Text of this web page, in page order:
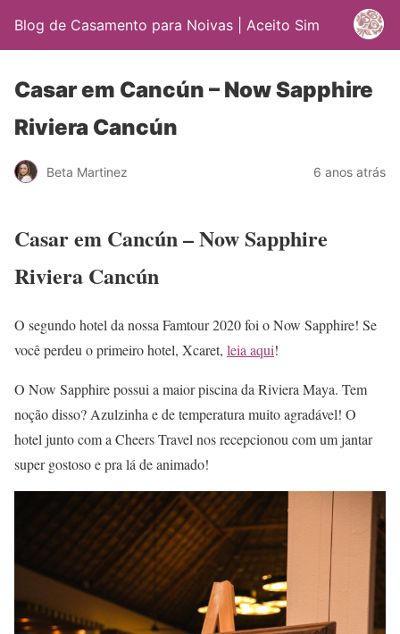
Blog de Casamento para Noivas | Aceito Sim
Casar em Cancún – Now Sapphire
Riviera Cancún
Beta Martinez 6 anos atrás
Casar em Cancún – Now Sapphire
Riviera Cancún
O segundo hotel da nossa Famtour 2020 foi o Now Sapphire! Se
você perdeu o primeiro hotel, Xcaret, leia aqui!
O Now Sapphire possui a maior piscina da Riviera Maya. Tem
noção disso? Azulzinha e de temperatura muito agradável! O
hotel junto com a Cheers Travel nos recepcionou com um jantar
super gostoso e pra lá de animado!